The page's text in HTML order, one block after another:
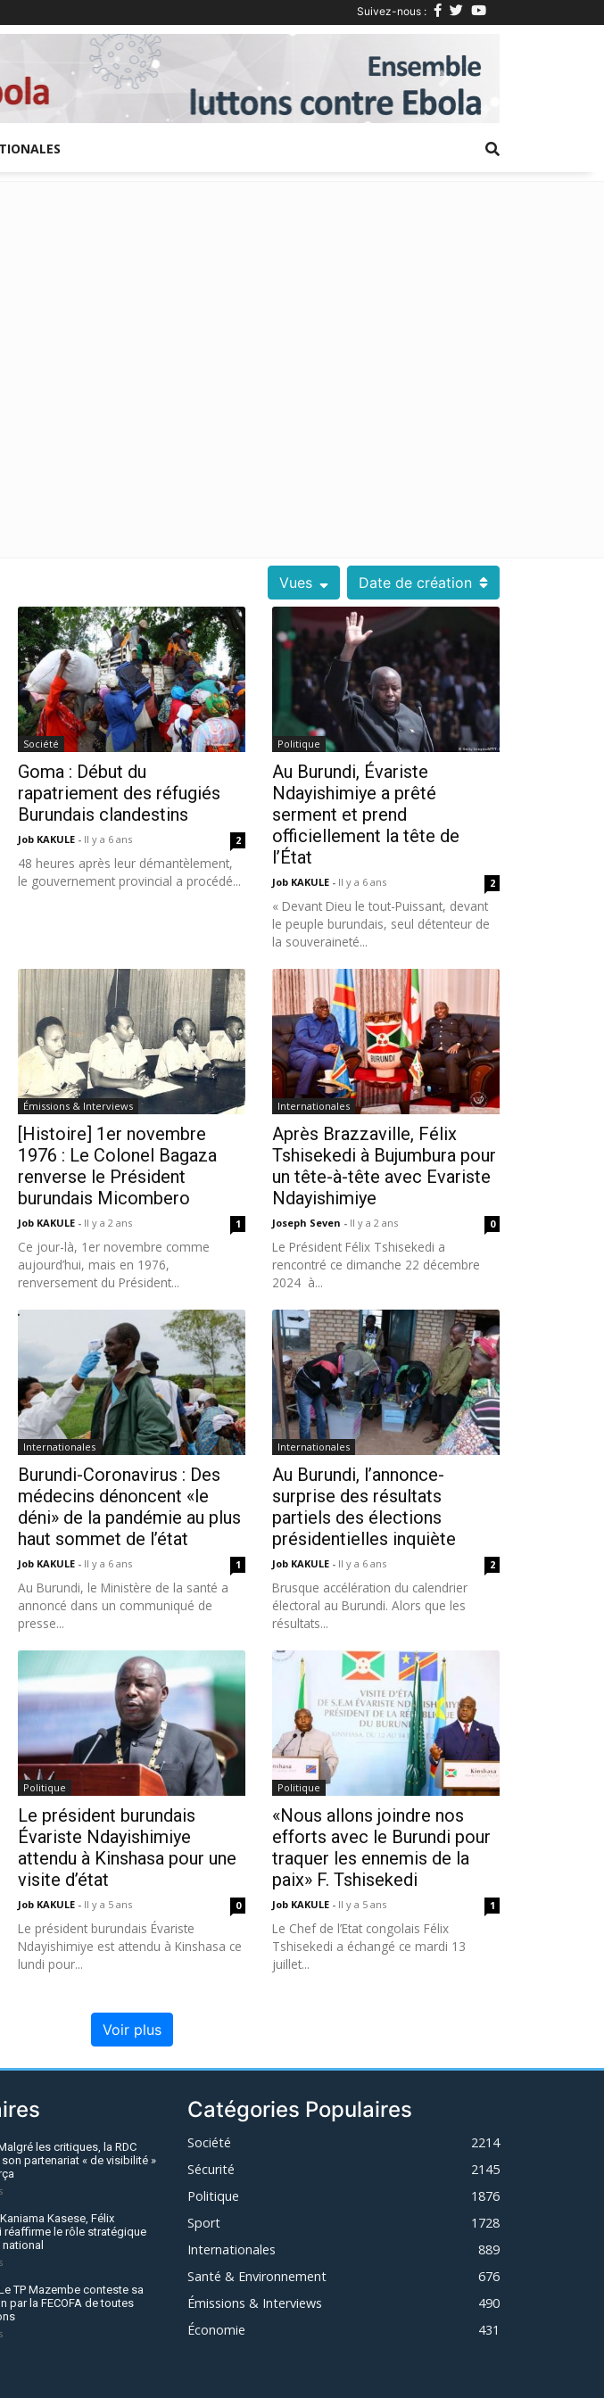
Suivez-nous :
Next
Vues Date de création
Société
Goma : Début du
rapatriement des réfugiés
Burundais clandestins
Job KAKULE - Il y a 6 ans 2
48 heures après leur démantèlement,
le gouvernement provincial a procédé...
Politique
Au Burundi, Évariste
Ndayishimiye a prêté
serment et prend
officiellement la tête de
l’État
Job KAKULE - Il y a 6 ans 2
« Devant Dieu le tout-Puissant, devant
le peuple burundais, seul détenteur de
la souveraineté...
Émissions & Interviews
[Histoire] 1er novembre
1976 : Le Colonel Bagaza
renverse le Président
burundais Micombero
Job KAKULE - Il y a 2 ans 1
Ce jour-là, 1er novembre comme
aujourd’hui, mais en 1976,
renversement du Président...
Internationales
Après Brazzaville, Félix
Tshisekedi à Bujumbura pour
un tête-à-tête avec Evariste
Ndayishimiye
Joseph Seven - Il y a 2 ans 0
Le Président Félix Tshisekedi a
rencontré ce dimanche 22 décembre
2024 à...
Internationales
Burundi-Coronavirus : Des
médecins dénoncent «le
déni» de la pandémie au plus
haut sommet de l’état
Job KAKULE - Il y a 6 ans 1
Au Burundi, le Ministère de la santé a
annoncé dans un communiqué de
presse...
Internationales
Au Burundi, l’annonce-
surprise des résultats
partiels des élections
présidentielles inquiète
Job KAKULE - Il y a 6 ans 2
Brusque accélération du calendrier
électoral au Burundi. Alors que les
résultats...
Politique
Le président burundais
Évariste Ndayishimiye
attendu à Kinshasa pour une
visite d’état
Job KAKULE - Il y a 5 ans 0
Le président burundais Évariste
Ndayishimiye est attendu à Kinshasa ce
lundi pour...
Politique
«Nous allons joindre nos
efforts avec le Burundi pour
traquer les ennemis de la
paix» F. Tshisekedi
Job KAKULE - Il y a 5 ans 1
Le Chef de l’Etat congolais Félix
Tshisekedi a échangé ce mardi 13
juillet...
Voir plus
les critiques, la RDC
partenariat « de visibilité »
Kasese, Félix
réaffirme le rôle stratégique
national
TP Mazembe conteste sa
par la FECOFA de toutes
Catégories Populaires
Société
2214
Sécurité
2145
Politique
1876
Sport
1728
Internationales
889
Santé & Environnement
676
Émissions & Interviews
490
Économie
431